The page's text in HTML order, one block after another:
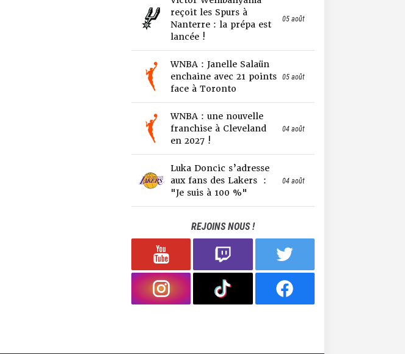
reçoit les Spurs à
Nanterre : la prépa est
lancée !
05 août
WNBA : Janelle Salaün
enchaine avec 21 points
face à Toronto
05 août
WNBA : une nouvelle
franchise à Cleveland
en 2027 !
04 août
Luka Doncic s’adresse
aux fans des Lakers :
"Je suis à 100 %"
04 août
REJOINS NOUS !